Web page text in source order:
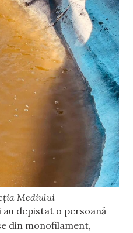
Mediului
depistat o persoană
din monofilament,